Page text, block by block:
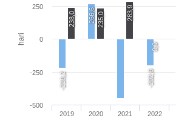
hari
-218,2
266,6
-202,6
238,0 235,0 283,9
0,0
2019 2020 2021 2022
-500
-250
0
250